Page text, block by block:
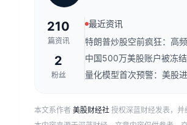
210
篇资讯
2
粉丝
最近资讯
特朗普炒股空前疯狂：高
中国500万美股账户被冻
量化模型首次预警：美股
本文系作者 美股财经社 授权深蓝财经发表，